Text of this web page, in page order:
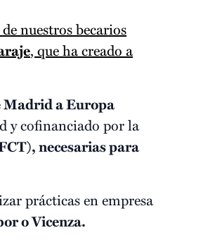
nuestros becarios
, que ha creado a
Madrid a Europa
y cofinanciado por la
, necesarias para
prácticas en empresa
oVicenza.